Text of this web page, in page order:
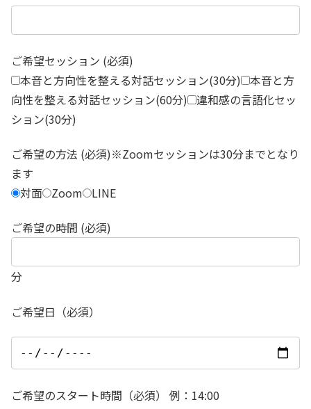
ご希望セッション (必須)
本音と方向性を整える対話セッション(30分) 本音と方
向性を整える対話セッション(60分) 違和感の言語化セッ
ション(30分)
ご希望の方法 (必須)※Zoomセッションは30分までとなり
ます
対面 Zoom LINE
ご希望の時間 (必須)
分
ご希望日（必須）
ご希望のスタート時間（必須） 例：14:00